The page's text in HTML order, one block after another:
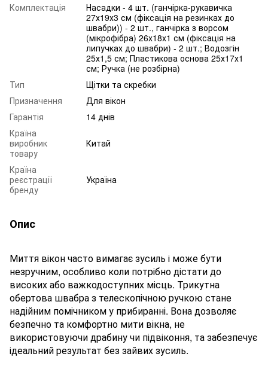
Комплектація
Насадки - 4 шт. (ганчірка-рукавичка
27х19х3 см (фіксація на резинках до
швабри)) - 2 шт., ганчірка з ворсом
(мікрофібра) 26х18х1 см (фіксація на
липучках до швабри) - 2 шт.; Водозгін
25х1,5 см; Пластикова основа 25х17х1
см; Ручка (не розбірна)
Тип
Щітки та скребки
Призначення
Для вікон
Гарантія
14 днів
Країна
виробник
товару
Китай
Країна
реєстрації
бренду
Україна
Опис
Миття вікон часто вимагає зусиль і може бути
незручним, особливо коли потрібно дістати до
високих або важкодоступних місць. Трикутна
обертова швабра з телескопічною ручкою стане
надійним помічником у прибиранні. Вона дозволяє
безпечно та комфортно мити вікна, не
використовуючи драбину чи підвіконня, та забезпечує
ідеальний результат без зайвих зусиль.